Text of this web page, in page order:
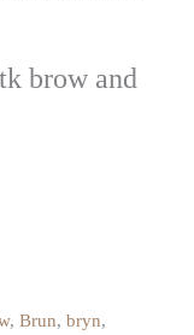
brow and
, Brun, bryn,